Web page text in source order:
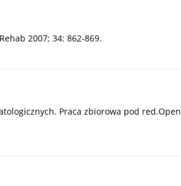
2007; 34: 862-869.
Praca zbiorowa pod red.Open